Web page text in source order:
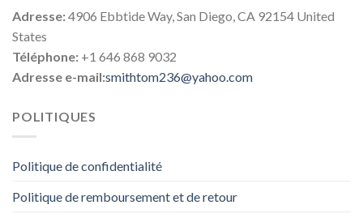
Adresse:4906 Ebbtide Way, San Diego, CA 92154 United
States
Téléphone: +1 646 868 9032
Adresse e-mail:smithtom236@yahoo.com
POLITIQUES
Politique de confidentialité
Politique de remboursement et de retour